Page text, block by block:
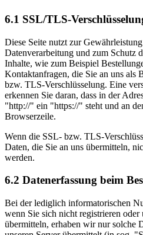
6.1 SSL/TLS-
Diese Seite nutzt zur
Datenverarbeitung und zum Schutz
Inhalte, wie zum Beispiel
Kontaktanfragen, die Sie an uns als
bzw. TLS-Verschlüsselung. Eine
erkennen Sie daran, dass in der
"http://" ein "https://" steht und an
Browserzeile.
Wenn die SSL- bzw. TLS-
Daten, die Sie an uns übermitteln,
werden.
6.2 Datenerfassung beim
Bei der lediglich informatorischen
wenn Sie sich nicht registrieren
übermitteln, erhaben wir nur solche